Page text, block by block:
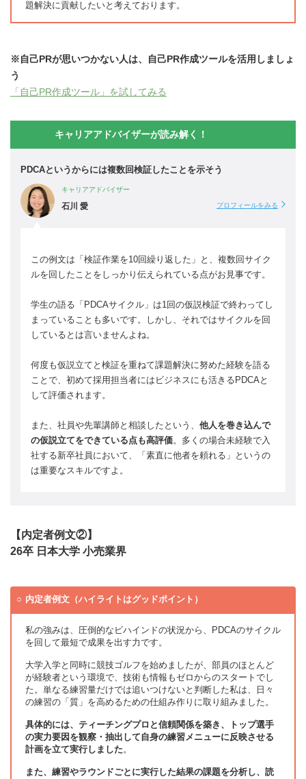
題解決に貢献したいと考えております。
※自己PRが思いつかない人は、自己PR作成ツールを活用しましょ
う
「自己PR作成ツール」を試してみる
キャリアアドバイザーが読み解く！
PDCAというからには複数回検証したことを示そう
キャリアアドバイザー
石川 愛 プロフィールをみる
この例文は「検証作業を10回繰り返した」と、複数回サイク
ルを回したことをしっかり伝えられている点がお見事です。
学生の語る「PDCAサイクル」は1回の仮説検証で終わってし
まっていることも多いです。しかし、それではサイクルを回
しているとは言いませんよね。
何度も仮説立てと検証を重ねて課題解決に努めた経験を語る
ことで、初めて採用担当者にはビジネスにも活きるPDCAと
して評価されます。
また、社員や先輩講師と相談したという、 他人を巻き込んで
の仮説立てをできている点も高評価。多くの場合未経験で入
社する新卒社員において、「素直に他者を頼れる」というの
は重要なスキルですよ。
【内定者例文②】
26卒 日本大学 小売業界
内定者例文（ハイライトはグッドポイント）
私の強みは、圧倒的なビハインドの状況から、PDCAのサイクル
を回して最短で成果を出す力です。
大学入学と同時に競技ゴルフを始めましたが、部員のほとんど
が経験者という環境で、技術も情報もゼロからのスタートでし
た。単なる練習量だけでは追いつけないと判断した私は、日々
の練習の「質」を高めるための仕組み作りに取り組みました。
具体的には、ティーチングプロと信頼関係を築き、トップ選手
の実力要因を観察・抽出して自身の練習メニューに反映させる
計画を立て実行しました。
また、練習やラウンドごとに実行した結果の課題を分析し、読